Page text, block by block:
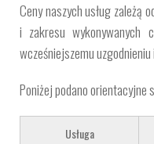
Ceny naszych usług zależą
i zakresu wykonywanych
wcześniejszemu
Poniżej podano orientacyjne
Usługa